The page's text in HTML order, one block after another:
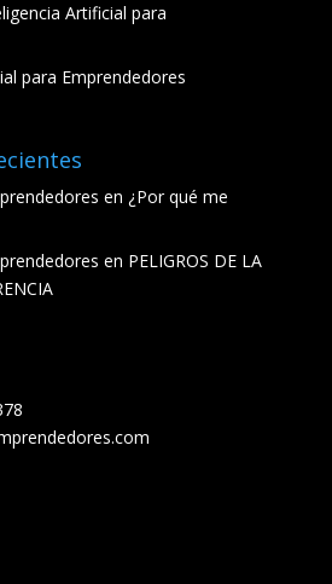
Artificial para
para Emprendedores
en ¿Por qué me
en PELIGROS DE LA